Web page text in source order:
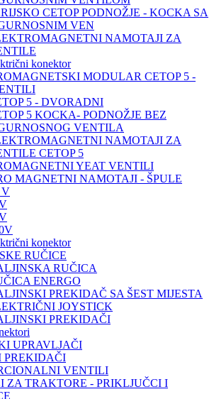
CETOP PODNOŽJE - KOCKA SA
VEN
NAMOTAJI ZA
konektor
MODULAR CETOP 5 -
5 - DVORADNI
5 KOCKA- PODNOŽJE BEZ
VENTILA
NAMOTAJI ZA
CETOP 5
YEAT VENTILI
MAGNETNI NAMOTAJI - ŠPULE
V
konektor
RUČICE
RUČICA
ENERGO
PREKIDAČ SA ŠEST MIJESTA
JOYSTICK
PREKIDAČI
UPRAVLJAČI
PREKIDAČI
VENTILI
ZA TRAKTORE - PRIKLJUČCI I